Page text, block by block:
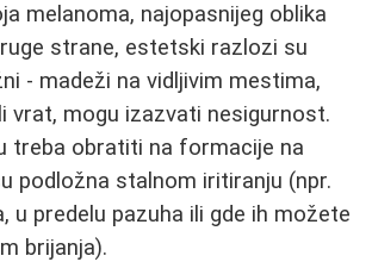
melanoma, najopasnijeg oblika
strane, estetski razlozi su
- madeži na vidljivim mestima,
vrat, mogu izazvati nesigurnost.
treba obratiti na formacije na
podložna stalnom iritiranju (npr.
u predelu pazuha ili gde ih možete
brijanja).